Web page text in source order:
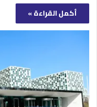
أكمل القراءة »